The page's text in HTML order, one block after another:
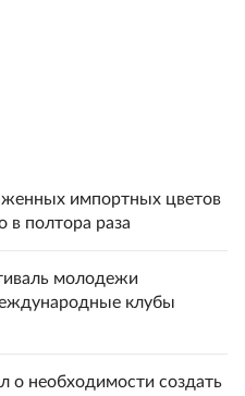
импортных цветов
в полтора раза
молодежи
клубы
о необходимости создать